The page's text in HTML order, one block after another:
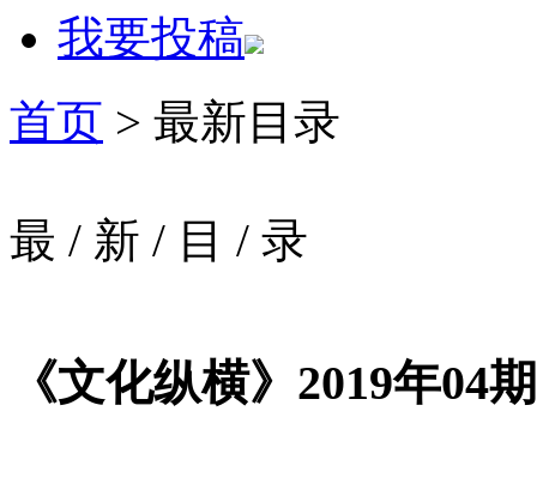
我要投稿
首页 > 最新目录
最 / 新 / 目 / 录
《文化纵横》2019年04期